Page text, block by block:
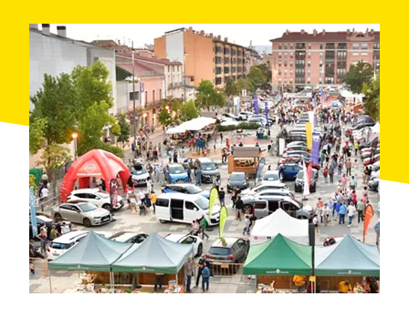
Très lié à la tradition industrielle d'Igualada, lemusée
du cuirest sans doute l'un des centres d'intérêt
touristiques les plus importants de la commune. Par
ailleurs, laroute industriellemérite aussi le détour :
c'est une promenade qui montre le développement
historique de l'activité industrielle dans la ville, jusqu'à
nos jours.
Enfin, on ne peut quitter la ville sans faire une halte à
Cal Ble, un espace élégant et moderne, équipé d'un
service derestauration de grande qualité, qui est
devenu l'un des centres de la vie d'Igualada.